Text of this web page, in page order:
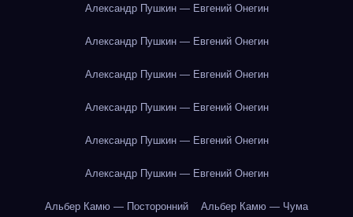
Александр Пушкин — Евгений Онегин
Александр Пушкин — Евгений Онегин
Александр Пушкин — Евгений Онегин
Александр Пушкин — Евгений Онегин
Александр Пушкин — Евгений Онегин
Александр Пушкин — Евгений Онегин
Альбер Камю — Посторонний Альбер Камю — Чума